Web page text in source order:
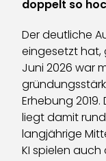
doppelt so
Der deutliche
eingesetzt hat,
Juni 2026 war
Erhebung
liegt damit
langjährige
KI spielen